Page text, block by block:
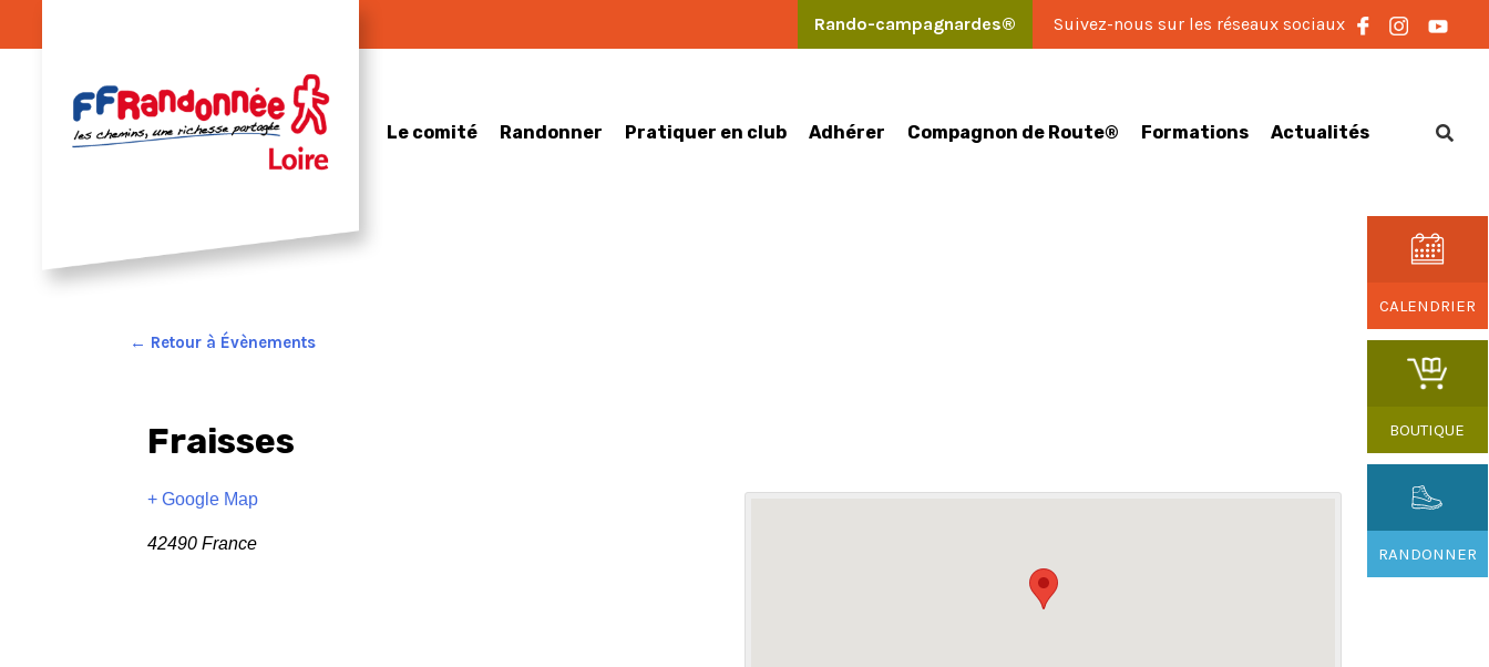
Rando-campagnardes® Suivez-nous sur les réseaux sociaux
Le comité Randonner Pratiquer en club Adhérer Compagnon de Route® Formations Actualités
CALENDRIER
BOUTIQUE
RANDONNER
← Retour à Évènements
Fraisses
+ Google Map
42490 France